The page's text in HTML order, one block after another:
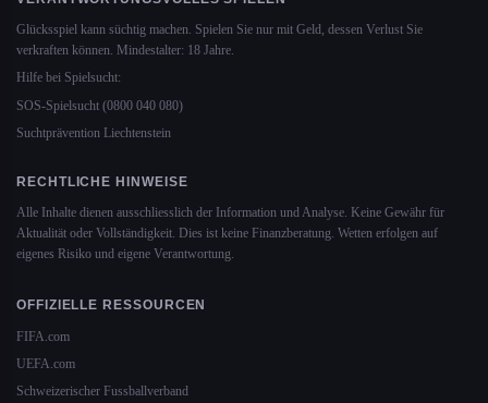
Glücksspiel kann süchtig machen. Spielen Sie nur mit Geld, dessen Verlust Sie
verkraften können. Mindestalter: 18 Jahre.
Hilfe bei Spielsucht:
SOS-Spielsucht (0800 040 080)
Suchtprävention Liechtenstein
RECHTLICHE HINWEISE
Alle Inhalte dienen ausschliesslich der Information und Analyse. Keine Gewähr für
Aktualität oder Vollständigkeit. Dies ist keine Finanzberatung. Wetten erfolgen auf
eigenes Risiko und eigene Verantwortung.
OFFIZIELLE RESSOURCEN
FIFA.com
UEFA.com
Schweizerischer Fussballverband